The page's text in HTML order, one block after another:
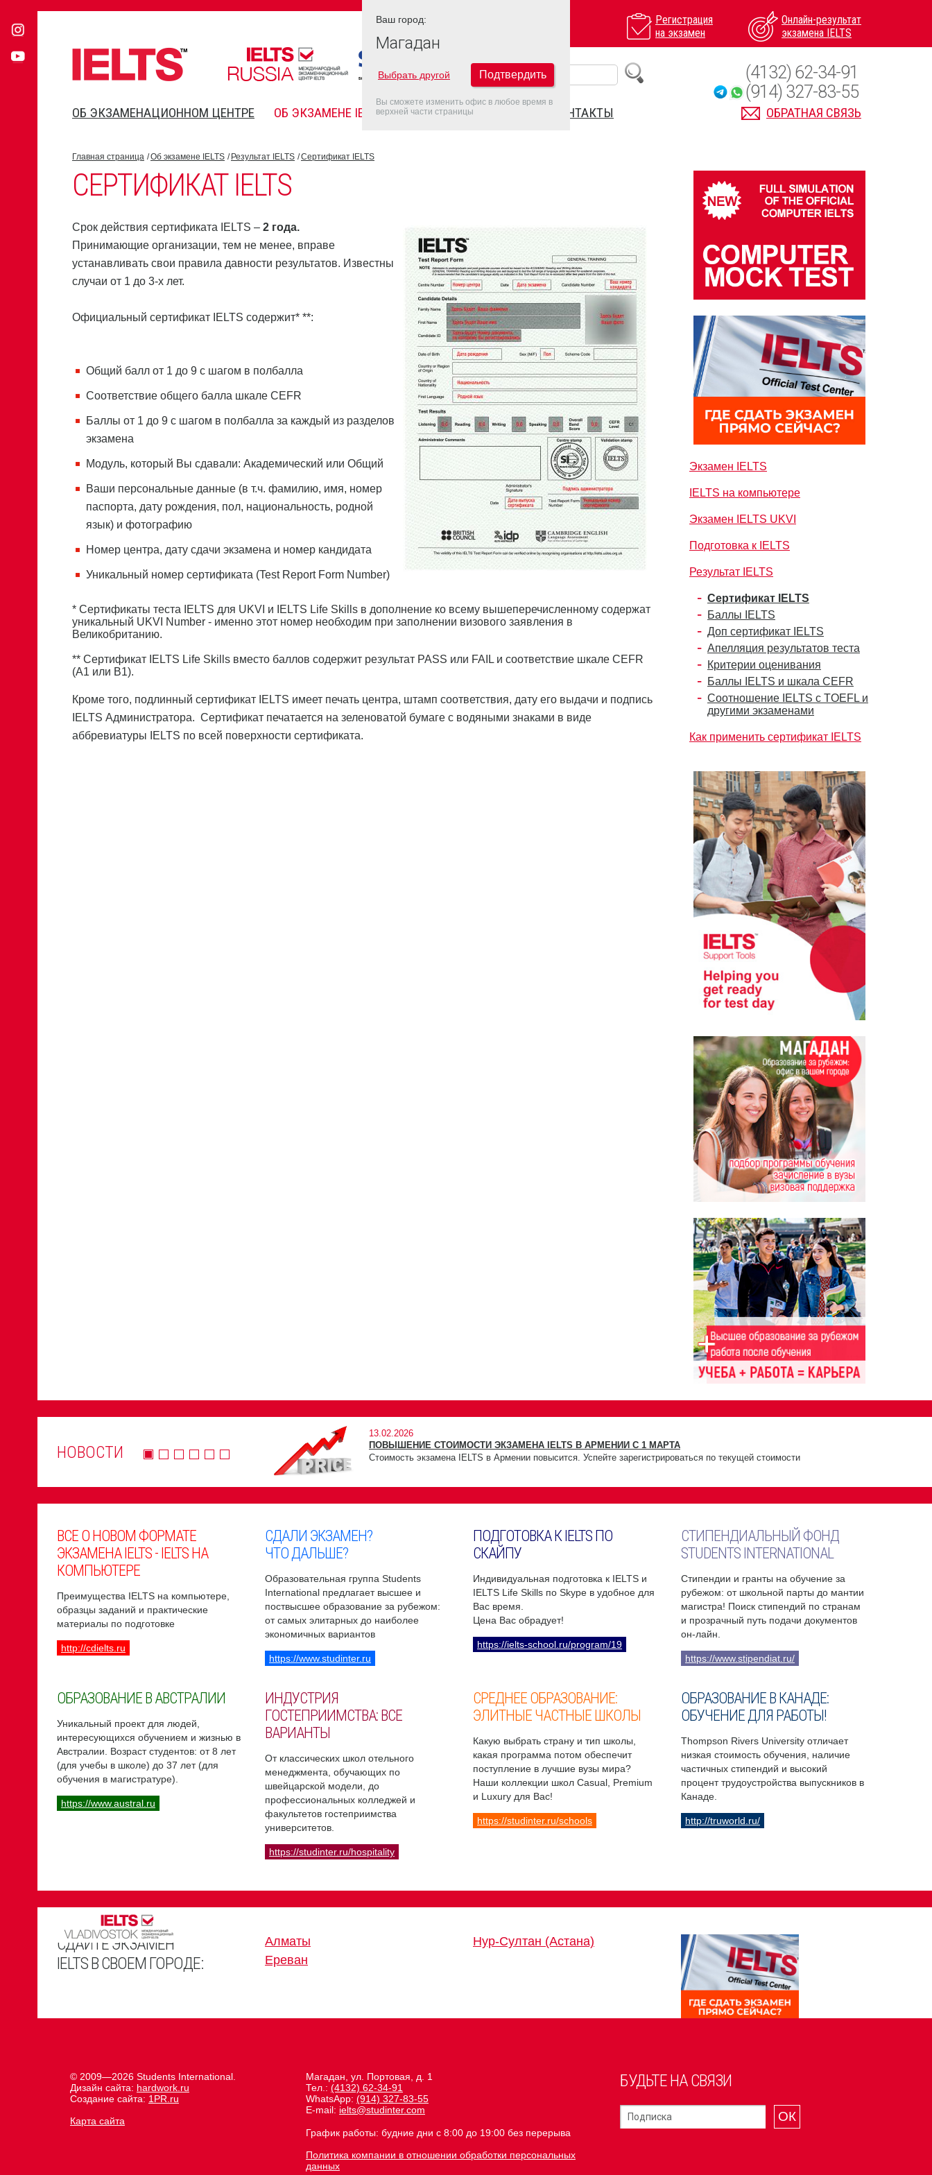
Регистрация
на экзамен
Онлайн-результат
экзамена IELTS
ОБ ЭКЗАМЕНАЦИОННОМ ЦЕНТРЕ ОБ ЭКЗАМЕНЕ IELTS FAQ ДАТЫ IELTS 2022 КОНТАКТЫ ОБРАТНАЯ СВЯЗЬ
(4132) 62-34-91
(914) 327-83-55
Главная страница Об экзамене IELTS Результат IELTS Сертификат IELTS
СЕРТИФИКАТ IELTS
Срок действия сертификата IELTS – 2 года.
Принимающие организации, тем не менее, вправе
устанавливать свои правила давности результатов. Известны
случаи от 1 до 3-х лет.
Официальный сертификат IELTS содержит* **:
Общий балл от 1 до 9 с шагом в полбалла
Соответствие общего балла шкале CEFR
Баллы от 1 до 9 с шагом в полбалла за каждый из разделов
экзамена
Модуль, который Вы сдавали: Академический или Общий
Ваши персональные данные (в т.ч. фамилию, имя, номер
паспорта, дату рождения, пол, национальность, родной
язык) и фотографию
Номер центра, дату сдачи экзамена и номер кандидата
Уникальный номер сертификата (Test Report Form Number)
* Сертификаты теста IELTS для UKVI и IELTS Life Skills в дополнение ко всему вышеперечисленному содержат
уникальный UKVI Number - именно этот номер необходим при заполнении визового заявления в
Великобританию.
** Сертификат IELTS Life Skills вместо баллов содержит результат PASS или FAIL и соответствие шкале CEFR
(A1 или B1).
Кроме того, подлинный сертификат IELTS имеет печать центра, штамп соответствия, дату его выдачи и подпись
IELTS Администратора. Сертификат печатается на зеленоватой бумаге с водяными знаками в виде
аббревиатуры IELTS по всей поверхности сертификата.
Экзамен IELTS
IELTS на компьютере
Экзамен IELTS UKVI
Подготовка к IELTS
Результат IELTS
Сертификат IELTS
Баллы IELTS
Доп сертификат IELTS
Апелляция результатов теста
Критерии оценивания
Баллы IELTS и шкала CEFR
Соотношение IELTS с TOEFL и
другими экзаменами
Как применить сертификат IELTS
НОВОСТИ
13.02.2026
ПОВЫШЕНИЕ СТОИМОСТИ ЭКЗАМЕНА IELTS В АРМЕНИИ С 1 МАРТА
Стоимость экзамена IELTS в Армении повысится. Успейте зарегистрироваться по текущей стоимости
ВСЕ О НОВОМ ФОРМАТЕ
ЭКЗАМЕНА IELTS - IELTS НА
КОМПЬЮТЕРЕ
Преимущества IELTS на компьютере,
образцы заданий и практические
материалы по подготовке
http://cdielts.ru
СДАЛИ ЭКЗАМЕН?
ЧТО ДАЛЬШЕ?
Образовательная группа Students
International предлагает высшее и
поствысшее образование за рубежом:
от самых элитарных до наиболее
экономичных вариантов
https://www.studinter.ru
ПОДГОТОВКА К IELTS ПО
СКАЙПУ
Индивидуальная подготовка к IELTS и
IELTS Life Skills по Skype в удобное для
Вас время.
Цена Вас обрадует!
https://ielts-school.ru/program/19
СТИПЕНДИАЛЬНЫЙ ФОНД
STUDENTS INTERNATIONAL
Стипендии и гранты на обучение за
рубежом: от школьной парты до мантии
магистра! Поиск стипендий по странам
и прозрачный путь подачи документов
он-лайн.
https://www.stipendiat.ru/
ОБРАЗОВАНИЕ В АВСТРАЛИИ
Уникальный проект для людей,
интересующихся обучением и жизнью в
Австралии. Возраст студентов: от 8 лет
(для учебы в школе) до 37 лет (для
обучения в магистратуре).
https://www.austral.ru
ИНДУСТРИЯ
ГОСТЕПРИИМСТВА: ВСЕ
ВАРИАНТЫ
От классических школ отельного
менеджмента, обучающих по
швейцарской модели, до
профессиональных колледжей и
факультетов гостеприимства
университетов.
https://studinter.ru/hospitality
СРЕДНЕЕ ОБРАЗОВАНИЕ:
ЭЛИТНЫЕ ЧАСТНЫЕ ШКОЛЫ
Какую выбрать страну и тип школы,
какая программа потом обеспечит
поступление в лучшие вузы мира?
Наши коллекции школ Casual, Premium
и Luxury для Вас!
https://studinter.ru/schools
ОБРАЗОВАНИЕ В КАНАДЕ:
ОБУЧЕНИЕ ДЛЯ РАБОТЫ!
Thompson Rivers University отличает
низкая стоимость обучения, наличие
частичных стипендий и высокий
процент трудоустройства выпускников в
Канаде.
http://truworld.ru/
СДАЙТЕ ЭКЗАМЕН
IELTS В СВОЕМ ГОРОДЕ:
Алматы
Ереван
Нур-Султан (Астана)
БУДЬТЕ НА СВЯЗИ
ОК
Магадан, ул. Портовая, д. 1
Тел.: (4132) 62-34-91
WhatsApp: (914) 327-83-55
E-mail: ielts@studinter.com
График работы: будние дни с 8:00 до 19:00 без перерыва
Политика компании в отношении обработки персональных
данных
© 2009—2026 Students International.
Дизайн сайта: hardwork.ru
Создание сайта: 1PR.ru
Карта сайта
Ваш город:
Магадан
Выбрать другой Подтвердить
Вы сможете изменить офис в любое время в
верхней части страницы